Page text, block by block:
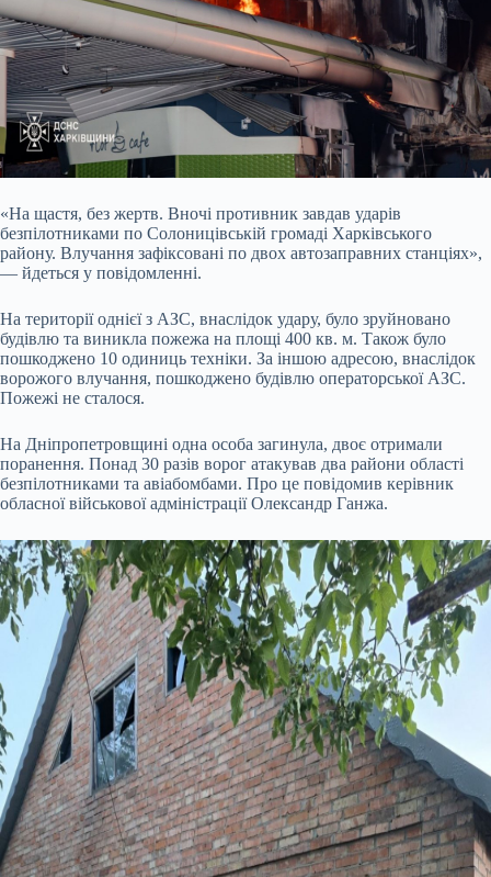
«На щастя, без жертв. Вночі противник завдав ударів
безпілотниками по Солоницівській громаді Харківського
району. Влучання зафіксовані по двох автозаправних станціях»,
— йдеться у повідомленні.
На території однієї з АЗС, внаслідок удару, було зруйновано
будівлю та виникла пожежа на площі 400 кв. м. Також було
пошкоджено 10 одиниць техніки. За іншою адресою, внаслідок
ворожого влучання, пошкоджено будівлю операторської АЗС.
Пожежі не сталося.
На Дніпропетровщині одна особа загинула, двоє отримали
поранення. Понад 30 разів ворог атакував два райони області
безпілотниками та авіабомбами. Про це повідомив керівник
обласної військової адміністрації Олександр Ганжа.